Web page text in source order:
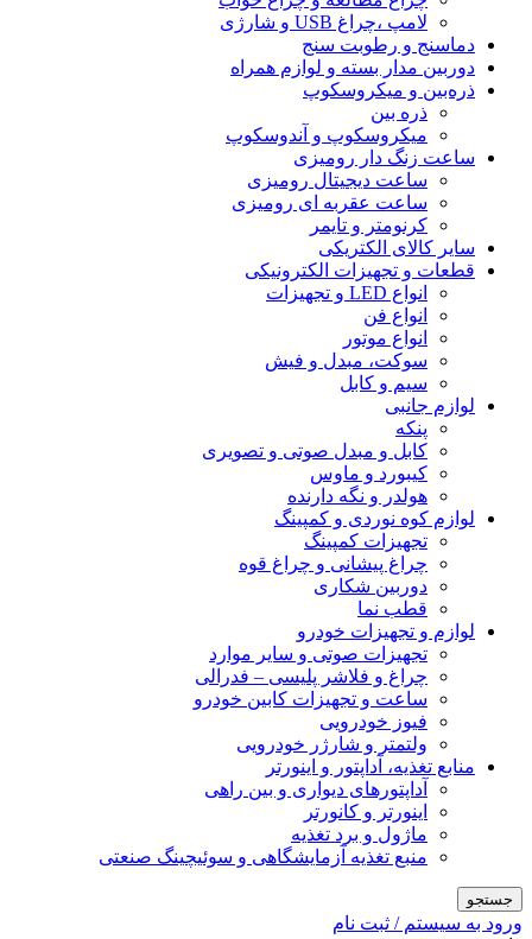
لامپ ،چراغ USB و شارژی
دماسنج و رطوبت سنج
دوربین مدار بسته و لوازم همراه
ذره‌بین و میکروسکوپ
ذره بین
میکروسکوپ و آندوسکوپ
ساعت زنگ دار رومیزی
ساعت دیجیتال رومیزی
ساعت عقربه ای رومیزی
کرنومتر و تایمر
سایر کالای الکتریکی
قطعات و تجهیزات الکترونیکی
انواع LED و تجهیزات
انواع فن
انواع موتور
سوکت، مبدل و فیش
سیم و کابل
لوازم جانبی
پنکه
کابل و مبدل صوتی و تصویری
کیبورد و ماوس
هولدر و نگه دارنده
لوازم کوه نوردی و کمپینگ
تجهیزات کمپینگ
چراغ پیشانی و چراغ قوه
دوربین شکاری
قطب نما
لوازم و تجهیزات خودرو
تجهیزات صوتی و سایر موارد
چراغ و فلاشر پلیسی – فدرالی
ساعت و تجهیزات کابین خودرو
فیوز خودرویی
ولتمتر و شارژر خودرویی
منابع تغذیه، آداپتور و اینورتر
آداپتورهای دیواری و بین راهی
اینورتر و کانورتر
ماژول و برد تغذیه
منبع تغذیه آزمایشگاهی و سوئیچینگ صنعتی
جستجو
ورود به سیستم / ثبت نام